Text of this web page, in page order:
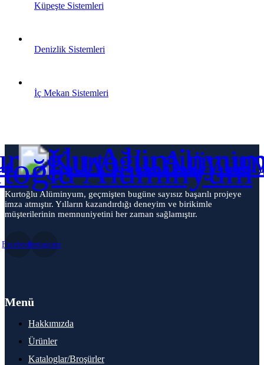
Küpeşte Sistemleri
Denizlik Sistemleri
İç Mekan Sistemleri
Kurtoğlu Alüminyum, geçmişten bugüne sayısız başarılı projeye
imza atmıştır. Yılların kazandırdığı deneyim ve birikimle
müşterilerinin memnuniyetini her zaman sağlamıştır.
FacebookInstagram
Menü
Hakkımızda
Ürünler
Kataloglar/Broşürler